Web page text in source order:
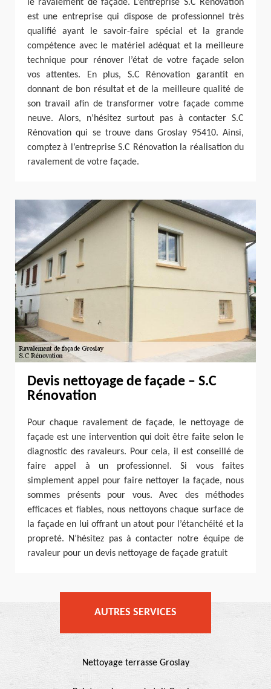
le ravalement de façade. L’entreprise S.C Rénovation
est une entreprise qui dispose de professionnel très
qualifié ayant le savoir-faire spécial et la grande
compétence avec le matériel adéquat et la meilleure
technique pour rénover l’état de votre façade selon
vos attentes. En plus, S.C Rénovation garantit en
donnant de bon résultat et de la meilleure qualité de
son travail afin de transformer votre façade comme
neuve. Alors, n’hésitez surtout pas à contacter S.C
Rénovation qui se trouve dans Groslay 95410. Ainsi,
comptez à l’entreprise S.C Rénovation la réalisation du
ravalement de votre façade.
Devis nettoyage de façade – S.C
Rénovation
Pour chaque ravalement de façade, le nettoyage de
façade est une intervention qui doit être faite selon le
diagnostic des ravaleurs. Pour cela, il est conseillé de
faire appel à un professionnel. Si vous faites
simplement appel pour faire nettoyer la façade, nous
sommes présents pour vous. Avec des méthodes
efficaces et fiables, nous nettoyons chaque surface de
la façade en lui offrant un atout pour l’étanchéité et la
propreté. N’hésitez pas à contacter notre équipe de
ravaleur pour un devis nettoyage de façade gratuit
AUTRES SERVICES
Nettoyage terrasse Groslay